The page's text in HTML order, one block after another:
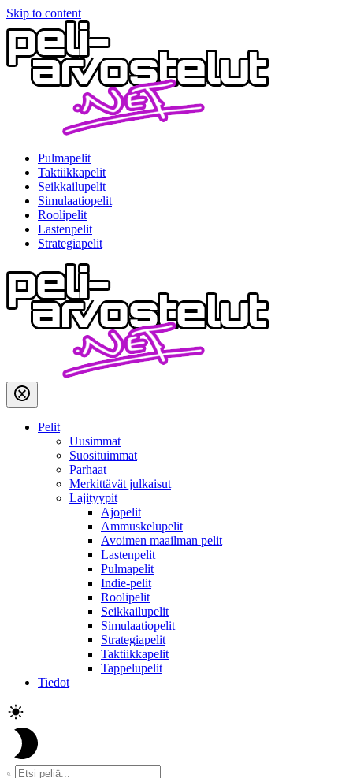
Skip to content
Pulmapelit
Taktiikkapelit
Seikkailupelit
Simulaatiopelit
Roolipelit
Lastenpelit
Strategiapelit
Pelit
Uusimmat
Suosituimmat
Parhaat
Merkittävät julkaisut
Lajityypit
Ajopelit
Ammuskelupelit
Avoimen maailman pelit
Lastenpelit
Pulmapelit
Indie-pelit
Roolipelit
Seikkailupelit
Simulaatiopelit
Strategiapelit
Taktiikkapelit
Tappelupelit
Tiedot